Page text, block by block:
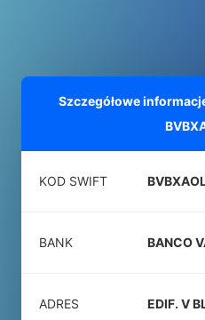
Szczegółowe
KOD SWIFT
BANK BANCO
ADRES
EDIF. V